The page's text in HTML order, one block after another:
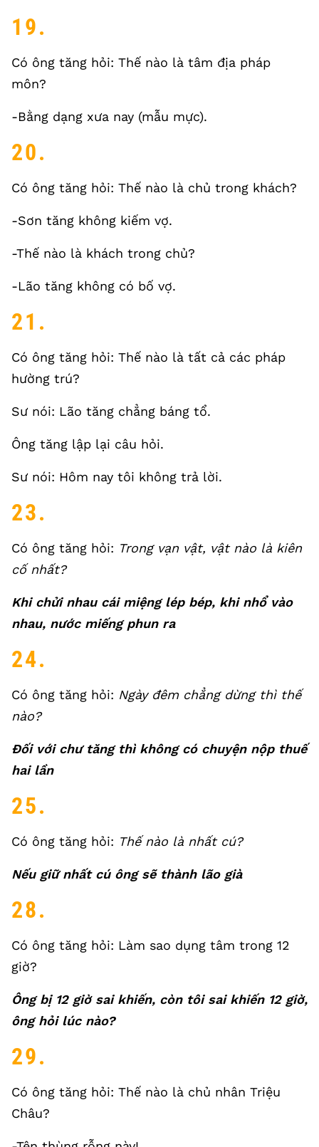
19.
Có ông tăng hỏi: Thế nào là tâm địa pháp
môn?
-Bằng dạng xưa nay (mẫu mực).
20.
Có ông tăng hỏi: Thế nào là chủ trong khách?
-Sơn tăng không kiếm vợ.
-Thế nào là khách trong chủ?
-Lão tăng không có bố vợ.
21.
Có ông tăng hỏi: Thế nào là tất cả các pháp
hường trú?
Sư nói: Lão tăng chẳng báng tổ.
Ông tăng lập lại câu hỏi.
Sư nói: Hôm nay tôi không trả lời.
23.
Có ông tăng hỏi: Trong vạn vật, vật nào là kiên
cố nhất?
Khi chửi nhau cái miệng lép bép, khi nhổ vào
nhau, nước miếng phun ra
24.
Có ông tăng hỏi: Ngày đêm chẳng dừng thì thế
nào?
Đối với chư tăng thì không có chuyện nộp thuế
hai lần
25.
Có ông tăng hỏi: Thế nào là nhất cú?
Nếu giữ nhất cú ông sẽ thành lão già
28.
Có ông tăng hỏi: Làm sao dụng tâm trong 12
giờ?
Ông bị 12 giờ sai khiến, còn tôi sai khiến 12 giờ,
ông hỏi lúc nào?
29.
Có ông tăng hỏi: Thế nào là chủ nhân Triệu
Châu?